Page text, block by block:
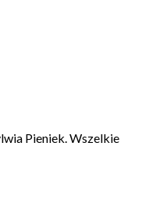
Pieniek. Wszelkie